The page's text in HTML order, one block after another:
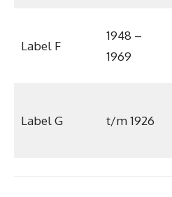
Label F
1948 –
1969
Label G t/m 1926